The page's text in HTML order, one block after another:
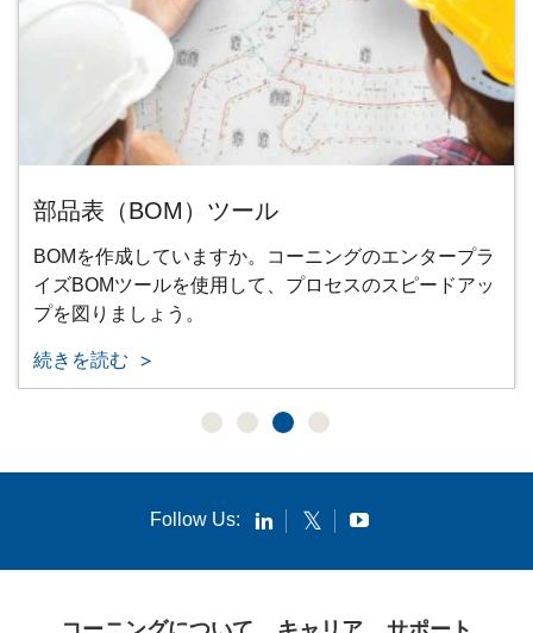
部品表（BOM）ツール
BOMを作成していますか。コーニングのエンタープラ
イズBOMツールを使用して、プロセスのスピードアッ
プを図りましょう。
続きを読む
Follow Us: